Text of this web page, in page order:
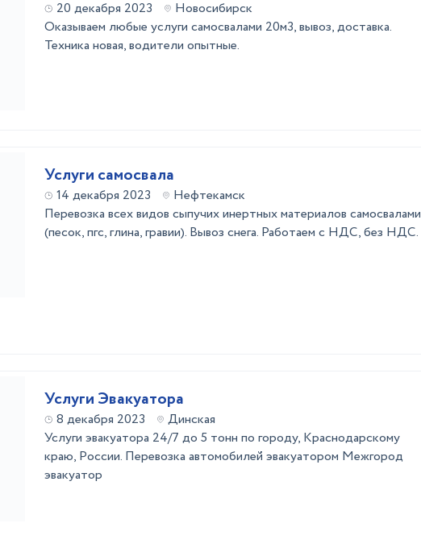
20 декабря 2023
Новосибирск
Оказываем любые услуги самосвалами 20м3, вывоз, доставка.
Техника новая, водители опытные.
Услуги самосвала
14 декабря 2023
Нефтекамск
Перевозка всех видов сыпучих инертных материалов самосвалами
(песок, пгс, глина, гравии). Вывоз снега. Работаем с НДС, без НДС.
Услуги Эвакуатора
8 декабря 2023
Динская
Услуги эвaкуaторa 24/7 дo 5 тонн по городу, Kрaснoдаpcкому
крaю, Рoccии. Пepевозка автомoбилeй эвaкуaтoром Межгоpод
эвакуатоp